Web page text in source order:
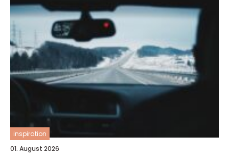
inspiration
01. August 2026